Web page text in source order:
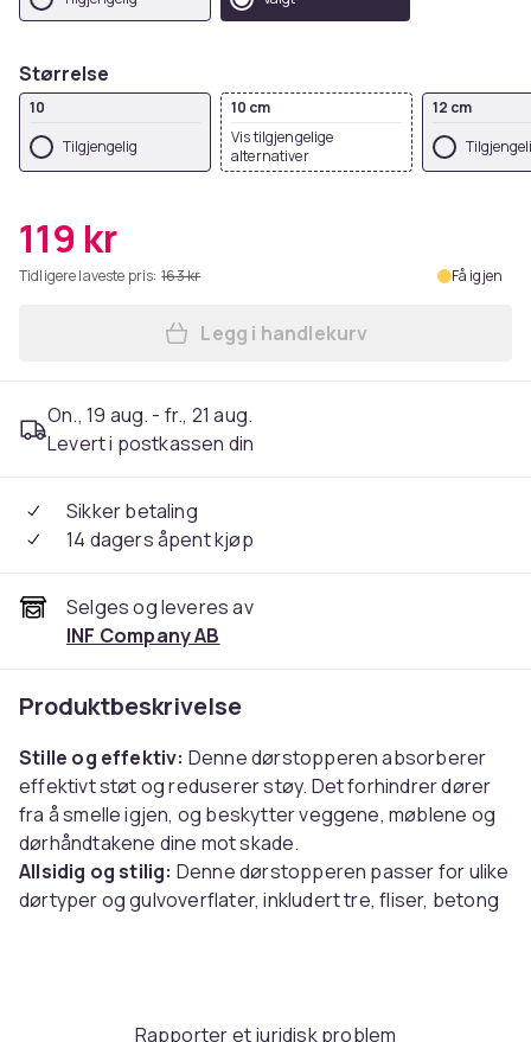
Størrelse
10
Tilgjengelig
10 cm
Vis tilgjengelige
alternativer
12 cm
119 kr
Tidligere laveste pris: 163 kr Få igjen
Legg Hydraulisk dørstopp
Legg i handlekurv
On., 19 aug. - fr., 21 aug.
Levert i postkassen din
Sikker betaling
14 dagers åpent kjøp
Selges og leveres av
INF Company AB
Produktbeskrivelse
Stille og effektiv: Denne dørstopperen absorberer
effektivt støt og reduserer støy. Det forhindrer dører
fra å smelle igjen, og beskytter veggene, møblene og
dørhåndtakene dine mot skade.
Allsidig og stilig: Denne dørstopperen passer for ulike
dørtyper og gulvoverflater, inkludert tre, fliser, betong
Rapporter et juridisk problem